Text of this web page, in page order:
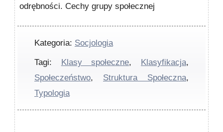
odrębności. Cechy grupy społecznej
Kategoria: Socjologia
Tagi: Klasy społeczne, Klasyfikacja,
Społeczeństwo, Struktura Społeczna,
Typologia